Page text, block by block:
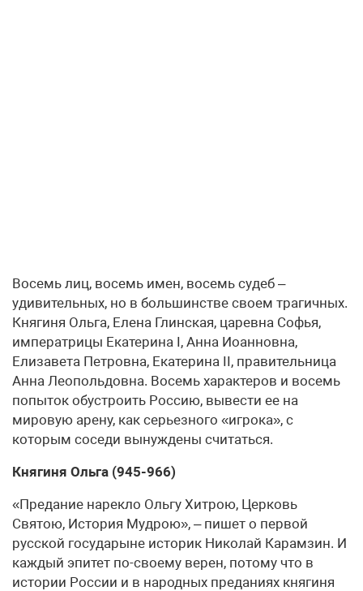
Восемь лиц, восемь имен, восемь судеб –
удивительных, но в большинстве своем трагичных.
Княгиня Ольга, Елена Глинская, царевна Софья,
императрицы Екатерина I, Анна Иоанновна,
Елизавета Петровна, Екатерина II, правительница
Анна Леопольдовна. Восемь характеров и восемь
попыток обустроить Россию, вывести ее на
мировую арену, как серьезного «игрока», с
которым соседи вынуждены считаться.
Княгиня Ольга (945-966)
«Предание нарекло Ольгу Хитрою, Церковь
Святою, История Мудрою», – пишет о первой
русской государыне историк Николай Карамзин. И
каждый эпитет по-своему верен, потому что в
истории России и в народных преданиях княгиня